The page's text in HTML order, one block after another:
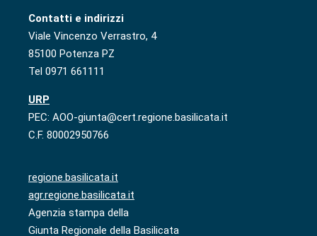
Contatti e indirizzi
Viale Vincenzo Verrastro, 4
85100 Potenza PZ
Tel 0971 661111
URP
PEC: AOO-giunta@cert.regione.basilicata.it
C.F. 80002950766
regione.basilicata.it
agr.regione.basilicata.it
Agenzia stampa della
Giunta Regionale della Basilicata